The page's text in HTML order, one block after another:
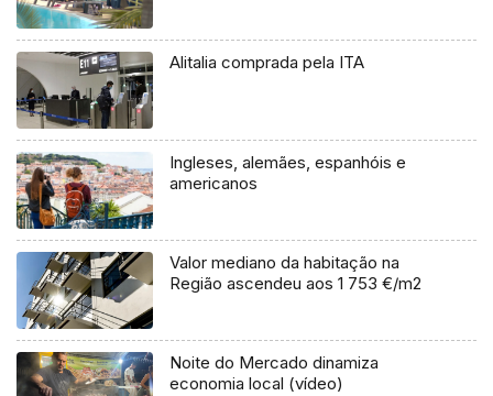
Alitalia comprada pela ITA
Ingleses, alemães, espanhóis e
americanos
Valor mediano da habitação na
Região ascendeu aos 1 753 €/m2
Noite do Mercado dinamiza
economia local (vídeo)